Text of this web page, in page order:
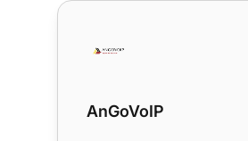
AnGoVoIP
AnGoVoIP